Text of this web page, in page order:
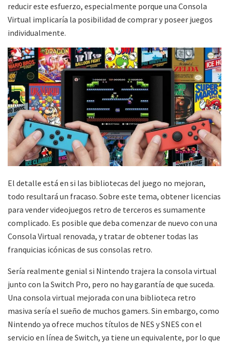
reducir este esfuerzo, especialmente porque una Consola
Virtual implicaría la posibilidad de comprar y poseer juegos
individualmente.
El detalle está en si las bibliotecas del juego no mejoran,
todo resultará un fracaso. Sobre este tema, obtener licencias
para vender videojuegos retro de terceros es sumamente
complicado. Es posible que deba comenzar de nuevo con una
Consola Virtual renovada, y tratar de obtener todas las
franquicias icónicas de sus consolas retro.
Sería realmente genial si Nintendo trajera la consola virtual
junto con la Switch Pro, pero no hay garantía de que suceda.
Una consola virtual mejorada con una biblioteca retro
masiva sería el sueño de muchos gamers. Sin embargo, como
Nintendo ya ofrece muchos títulos de NES y SNES con el
servicio en línea de Switch, ya tiene un equivalente, por lo que